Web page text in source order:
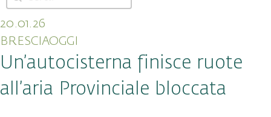
20.01.26
BRESCIAOGGI
Un’autocisterna finisce ruote
all’aria Provinciale bloccata